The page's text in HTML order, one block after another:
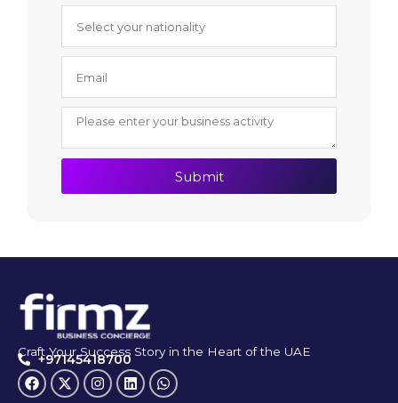
Submit
Craft Your Success Story in the Heart of the UAE
+97145418700